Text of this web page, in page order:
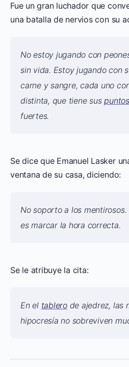
Fue un gran luchador que
una batalla de nervios con su
No estoy jugando con
sin vida. Estoy jugando con
carne y sangre, cada uno
distinta, que tiene suspuntos
fuertes.
Se dice que Emanuel Lasker
ventana de su casa, diciendo:
No soporto a los
es marcar la hora co­rrecta.
Se le atribuye la cita:
En el tablerode ajedrez, las
hipocresía no sobreviven